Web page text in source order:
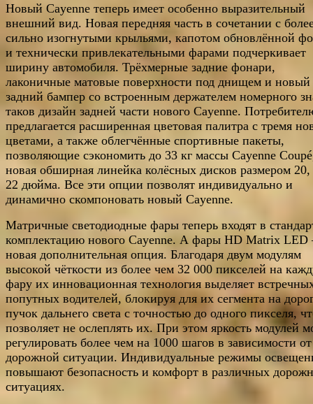
Новый Cayenne теперь имеет особенно выразительный
внешний вид. Новая передняя часть в сочетании с
сильно изогнутыми крыльями, капотом обновлённой
и технически привлекательными фарами подчеркивает
ширину автомобиля. Трёхмерные задние фонари,
лаконичные матовые поверхности под днищем и новый
задний бампер со встроенным держателем номерного
таков дизайн задней части нового Cayenne.
предлагается расширенная цветовая палитра с тремя
цветами, а также облегчённые спортивные пакеты,
позволяющие сэкономить до 33 кг массы Cayenne
новая обширная линейка колёсных дисков размером
22 дюйма. Все эти опции позволят индивидуально и
динамично скомпоновать новый Cayenne.
Матричные светодиодные фары теперь входят в
комплектацию нового Cayenne. А фары HD Matrix LED
новая дополнительная опция. Благодаря двум модулям
высокой чёткости из более чем 32 000 пикселей на
фару их инновационная технология выделяет
попутных водителей, блокируя для их сегмента на
пучок дальнего света с точностью до одного пикселя,
позволяет не ослеплять их. При этом яркость модулей
регулировать более чем на 1000 шагов в зависимости от
дорожной ситуации. Индивидуальные режимы
повышают безопасность и комфорт в различных
ситуациях.